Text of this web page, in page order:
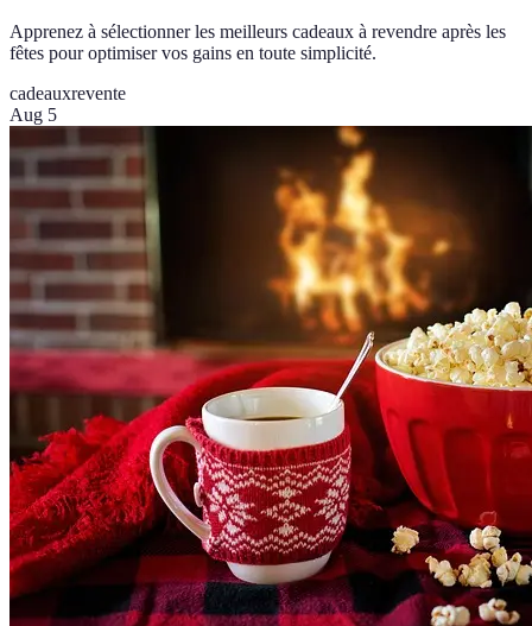
Apprenez à sélectionner les meilleurs cadeaux à revendre après les
fêtes pour optimiser vos gains en toute simplicité.
cadeauxrevente
Aug 5